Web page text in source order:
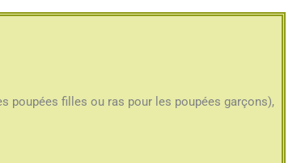
poupées filles ou ras pour les poupées garçons),